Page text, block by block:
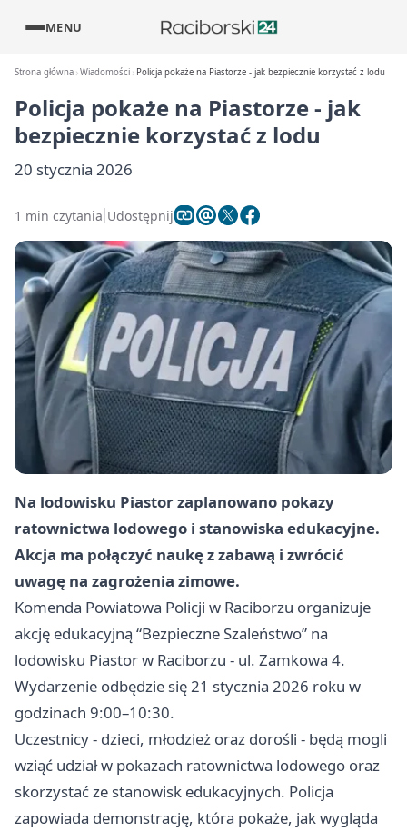
MENU
Strona główna Wiadomości Policja pokaże na Piastorze - jak bezpiecznie korzystać z lodu
Policja pokaże na Piastorze - jak
bezpiecznie korzystać z lodu
20 stycznia 2026
1 min czytania Udostępnij
Na lodowisku Piastor zaplanowano pokazy
ratownictwa lodowego i stanowiska edukacyjne.
Akcja ma połączyć naukę z zabawą i zwrócić
uwagę na zagrożenia zimowe.
Komenda Powiatowa Policji w Raciborzu organizuje
akcję edukacyjną “Bezpieczne Szaleństwo” na
lodowisku Piastor w Raciborzu - ul. Zamkowa 4.
Wydarzenie odbędzie się 21 stycznia 2026 roku w
godzinach 9:00–10:30.
Uczestnicy - dzieci, młodzież oraz dorośli - będą mogli
wziąć udział w pokazach ratownictwa lodowego oraz
skorzystać ze stanowisk edukacyjnych. Policja
zapowiada demonstrację, która pokaże, jak wygląda